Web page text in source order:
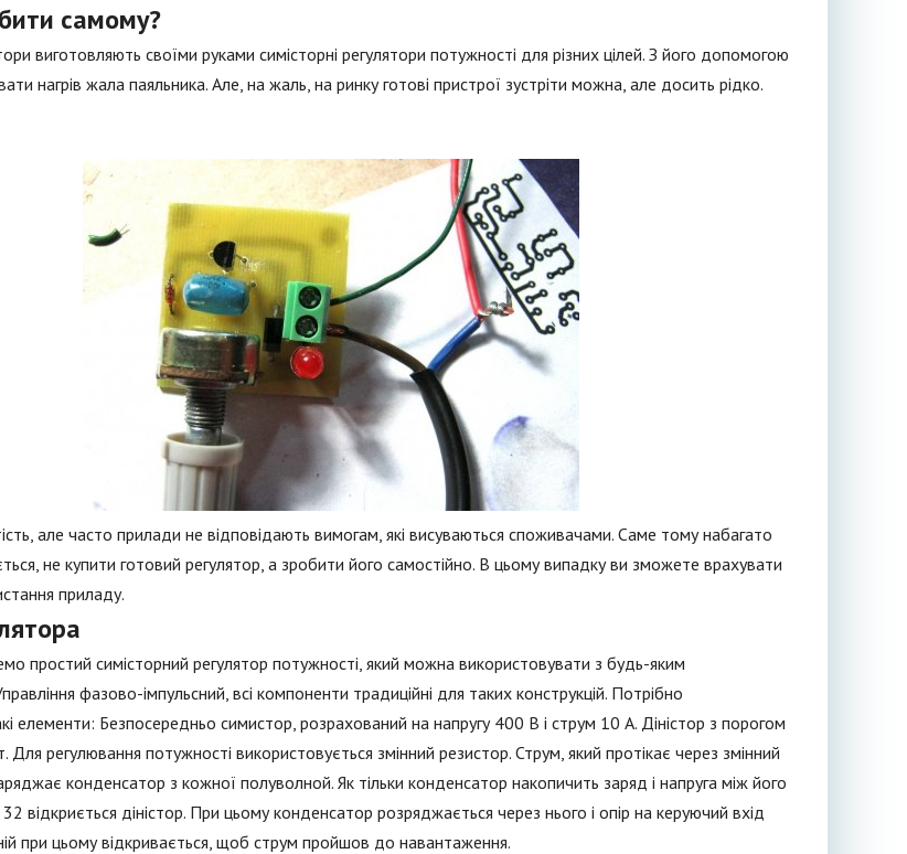
самому?
виготовляють своїми руками симісторні регулятори потужності для різних цілей. З його допомогою
нагрів жала паяльника. Але, на жаль, на ринку готові пристрої зустріти можна, але досить рідко.
але часто прилади не відповідають вимогам, які висуваються споживачами. Саме тому набагато
не купити готовий регулятор, а зробити його самостійно. В цьому випадку ви зможете врахувати
приладу.
простий симісторний регулятор потужності, який можна використовувати з будь-яким
фазово-імпульсний, всі компоненти традиційні для таких конструкцій. Потрібно
елементи: Безпосередньо симистор, розрахований на напругу 400 В і струм 10 А. Діністор з порогом
Для регулювання потужності використовується змінний резистор. Струм, який протікає через змінний
конденсатор з кожної полуволной. Як тільки конденсатор накопичить заряд і напруга між його
відкриється діністор. При цьому конденсатор розряджається через нього і опір на керуючий вхід
при цьому відкривається, щоб струм пройшов до навантаження.